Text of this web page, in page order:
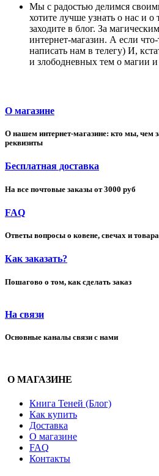
Мы с радостью делимся
хотите лучше узнать о нас и
заходите в блог. За
интернет-магазин. А если
написать нам в телегу) И,
и злободневных тем о магии
О магазине
О нашем интернет-магазине: кто мы, чем
реквизиты
Бесплатная доставка
На все почтовые заказы от 3000 руб
FAQ
Ответы вопросы о ковене, свечах и
Как заказать?
Пошагово о том, как сделать заказ
На связи
Основные каналы связи с нами
О МАГАЗИНЕ
Книга Теней (Блог)
Как купить
Доставка
О магазине
FAQ
Контакты